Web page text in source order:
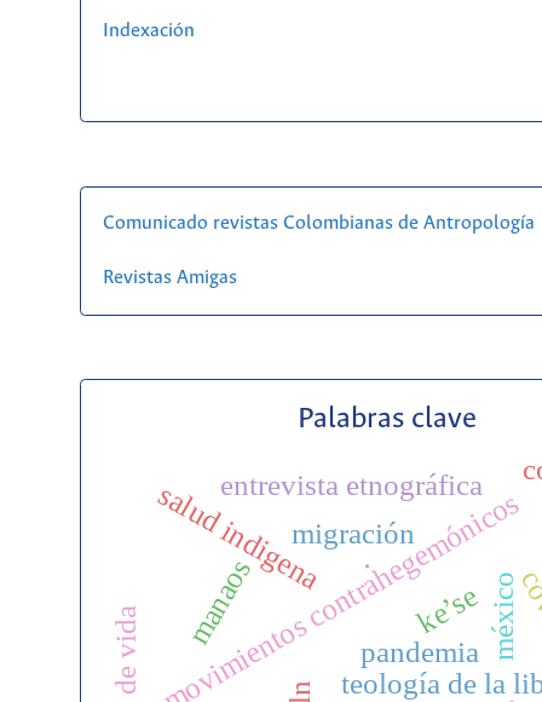
Indexación
Comunicado revistas Colombianas de Antropología
Revistas Amigas
Palabras clave
movimientos contrahegemónicos
entrevista etnográfica
teología de la
méxico
salud indigena
manaos
pandemia
migración
.
ke’se